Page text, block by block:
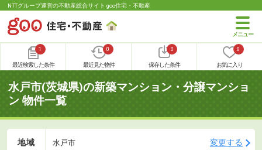
NTTグループ運営の不動産総合サイト goo住宅・不動産
1
最近検索した条件
0
最近見た物件
0
保存した条件
0
お気に入り
水戸市(茨城県)の新築マンション・分譲マンショ
ン 物件一覧
地域 水戸市 変更する